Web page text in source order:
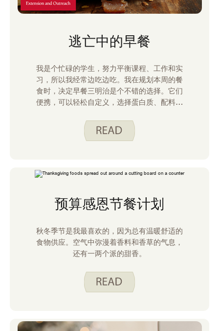
逃亡中的早餐
我是个忙碌的学生，努力平衡课程、工作和实
习，所以我经常边吃边吃。我在规划本周的餐
食时，决定早餐三明治是个不错的选择。它们
便携，可以轻松自定义，选择蛋白质、配料和
亮。
预算感恩节餐计划
秋冬季节是我最喜欢的，因为总有温暖舒适的
食物供应。空气中弥漫着香料和香草的气息，
还有一两个派的甜香。